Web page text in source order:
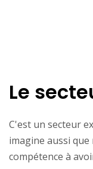
Le
C'est un secteur
imagine aussi que
compétence à